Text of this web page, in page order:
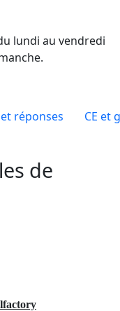
lundi au vendredi
réponses CE et
de